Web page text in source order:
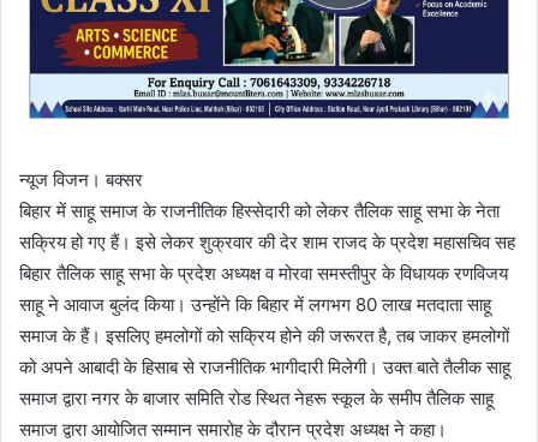
न्यूज विजन। बक्सर
बिहार में साहू समाज के राजनीतिक हिस्सेदारी को लेकर तैलिक साहू सभा के नेता
सक्रिय हो गए हैं। इसे लेकर शुक्रवार की देर शाम राजद के प्रदेश महासचिव सह
बिहार तैलिक साहू सभा के प्रदेश अध्यक्ष व मोरवा समस्तीपुर के विधायक रणविजय
साहू ने आवाज बुलंद किया। उन्होंने कि बिहार में लगभग 80 लाख मतदाता साहू
समाज के हैं। इसलिए हमलोगों को सक्रिय होने की जरूरत है, तब जाकर हमलोगों
को अपने आबादी के हिसाब से राजनीतिक भागीदारी मिलेगी। उक्त बाते तैलीक साहू
समाज द्वारा नगर के बाजार समिति रोड स्थित नेहरू स्कूल के समीप तैलिक साहू
समाज द्वारा आयोजित सम्मान समारोह के दौरान प्रदेश अध्यक्ष ने कहा।